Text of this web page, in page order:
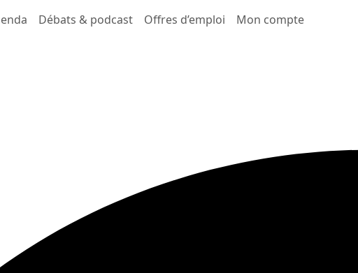
Débats & podcast Offres d’emploi Mon compte